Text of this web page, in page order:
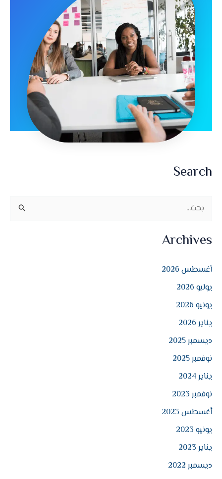
Search
ب
ث
ع
ن
:
Archives
أغسطس 2026
يوليو 2026
يونيو 2026
يناير 2026
ديسمبر 2025
نوفمبر 2025
يناير 2024
نوفمبر 2023
أغسطس 2023
يونيو 2023
يناير 2023
ديسمبر 2022